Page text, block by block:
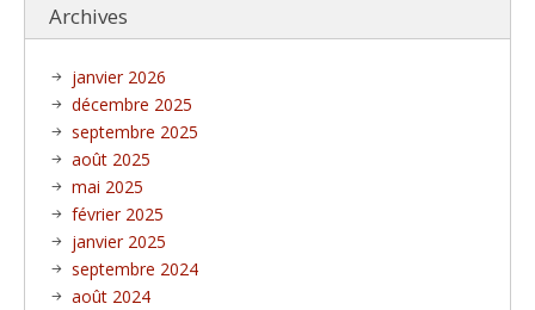
Archives
janvier 2026
décembre 2025
septembre 2025
août 2025
mai 2025
février 2025
janvier 2025
septembre 2024
août 2024